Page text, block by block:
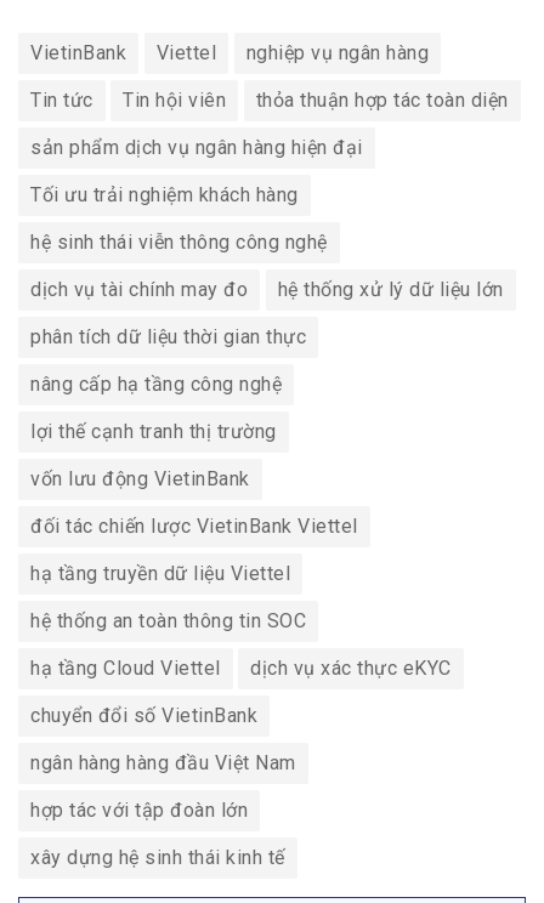
VietinBank Viettel nghiệp vụ ngân hàng
Tin tức Tin hội viên thỏa thuận hợp tác toàn diện
sản phẩm dịch vụ ngân hàng hiện đại
Tối ưu trải nghiệm khách hàng
hệ sinh thái viễn thông công nghệ
dịch vụ tài chính may đo hệ thống xử lý dữ liệu lớn
phân tích dữ liệu thời gian thực
nâng cấp hạ tầng công nghệ
lợi thế cạnh tranh thị trường
vốn lưu động VietinBank
đối tác chiến lược VietinBank Viettel
hạ tầng truyền dữ liệu Viettel
hệ thống an toàn thông tin SOC
hạ tầng Cloud Viettel dịch vụ xác thực eKYC
chuyển đổi số VietinBank
ngân hàng hàng đầu Việt Nam
hợp tác với tập đoàn lớn
xây dựng hệ sinh thái kinh tế